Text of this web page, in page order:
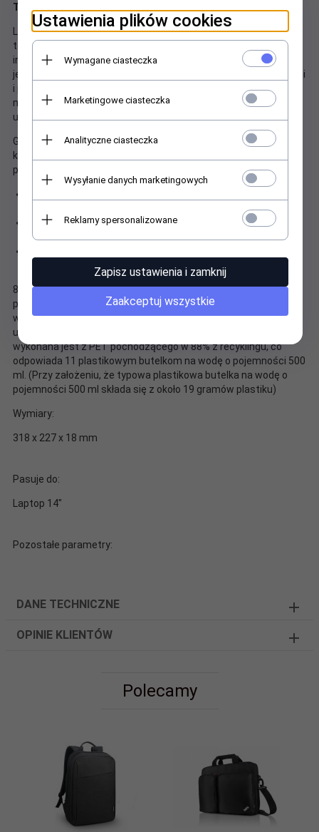
Torba ThinkPad Professional 14" Topload Gen 2
Lenovo ThinkPad Professional 14" Topload Gen 2 to tradycyjna
torba w nowoczesnym wydaniu, a jednocześnie
inteligentniejsza dla naszej planety. Ta funkcjonalna, a
jednocześnie opływowa torba ładowana od góry przenosi, chroni
i porządkuje wszystkie niezbędne rzeczy biznesowe, a
najwyższej jakości, lekkie materiały wytrzymują codzienne
użytkowanie. Komora PC obsługuje laptopy do 14
Główna komora zawiera miejsce na stację roboczą oraz
kieszenie do przechowywania akcesoriów i innych drobnych
przedmiotów, w tym kieszeń blokującą RFID i brelok do kluczy
zamka, aby chronić Twoje rzeczy przed żywiołami
Dodatkowa kieszeń na panelu przednim zapewniająca łatwy
dostęp
88% materiałów zewnętrznych wykonanych z materiałów
pochodzących z recyklingu, co odpowiada 11 500 ml butelek na
wodę. ThinkPad Professional 14" Toploads Gen 2 to prawdziwe
ucieleśnienie świadomości ekologicznej, a ich obudowa
wykonana jest z PET pochodzącego w 88% z recyklingu, co
odpowiada 11 plastikowym butelkom na wodę o pojemności 500
ml. (Przy założeniu, że typowa plastikowa butelka na wodę o
pojemności 500 ml składa się z około 19 gramów plastiku)
Wymiary:
318 x 227 x 18 mm
Pasuje do:
Laptop 14"
Pozostałe parametry:
DANE TECHNICZNE
OPINIE KLIENTÓW
Polecamy
Ustawienia plików cookies
Wymagane ciasteczka
Marketingowe ciasteczka
Analityczne ciasteczka
Wysyłanie danych marketingowych
Reklamy spersonalizowane
Zapisz ustawienia i zamknij
Zaakceptuj wszystkie